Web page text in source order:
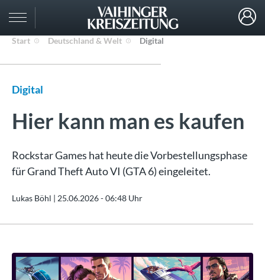
Start Deutschland & Welt Digital
Digital
Hier kann man es kaufen
Rockstar Games hat heute die Vorbestellungsphase
für Grand Theft Auto VI (GTA 6) eingeleitet.
Lukas Böhl | 25.06.2026 - 06:48 Uhr